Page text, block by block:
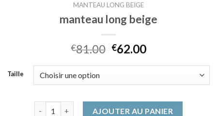
MANTEAU LONG BEIGE
manteau long beige
€81.00 €62.00
Taille
AJOUTER AU PANIER